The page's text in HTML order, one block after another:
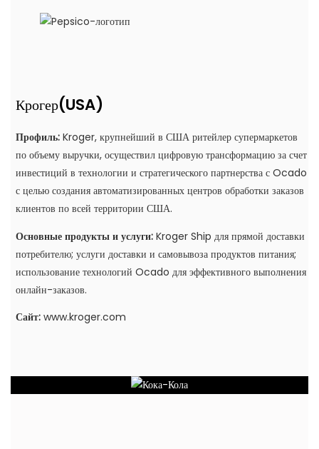
Крогер(USA)
Профиль:Kroger, крупнейший в США ритейлер супермаркетов
по объему выручки, осуществил цифровую трансформацию за счет
инвестиций в технологии и стратегического партнерства с Ocado
с целью создания автоматизированных центров обработки заказов
клиентов по всей территории США.
Основные продукты и услуги:Kroger Ship для прямой доставки
потребителю; услуги доставки и самовывоза продуктов питания;
использование технологий Ocado для эффективного выполнения
онлайн-заказов.
Сайт: www.kroger.com